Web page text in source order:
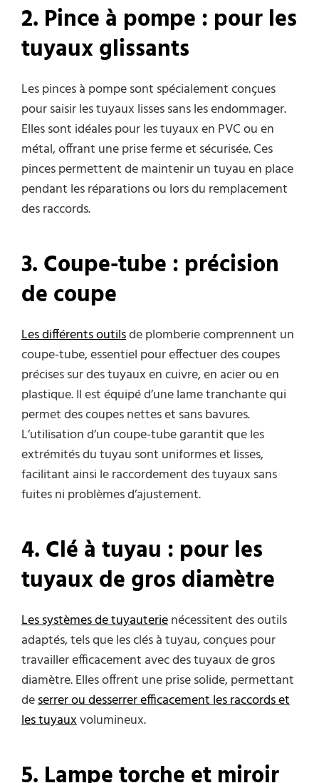
2. Pince à pompe : pour les
tuyauxglissants
Les pinces à pompe sont spécialement conçues
pour saisir les tuyaux lisses sans les endommager.
Elles sont idéales pour les tuyaux en PVC ou en
métal, offrant une prise ferme et sécurisée. Ces
pinces permettent de maintenir un tuyau en place
pendant les réparations ou lors du remplacement
des raccords.
3. Coupe-tube : précision
decoupe
Les différents outilsde plomberie comprennent un
coupe-tube, essentiel pour effectuer des coupes
précises sur des tuyaux en cuivre, en acier ou en
plastique. Il est équipé d’une lame tranchante qui
permet des coupes nettes et sans bavures.
L’utilisation d’un coupe-tube garantit que les
extrémités du tuyau sont uniformes et lisses,
facilitant ainsi le raccordement des tuyaux sans
fuites ni problèmes d’ajustement.
4. Clé àtuyau : pour les
tuyaux degrosdiamètre
Les systèmes de tuyauterienécessitent des outils
adaptés, tels que les clés à tuyau, conçues pour
travailler efficacement avec des tuyaux de gros
diamètre. Elles offrent une prise solide, permettant
deserrer ou desserrer efficacement les raccords et
les tuyauxvolumineux.